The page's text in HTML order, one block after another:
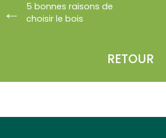
5 bonnes raisons de
choisir le bois
RETOUR